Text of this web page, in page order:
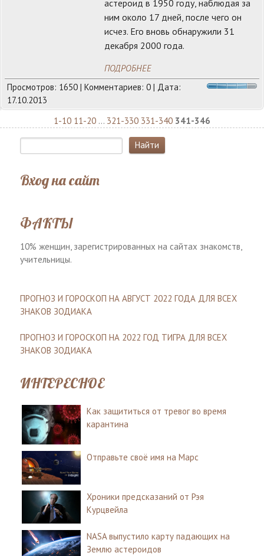
астероид в 1950 году, наблюдая за
ним около 17 дней, после чего он
исчез. Его вновь обнаружили 31
декабря 2000 года.
ПОДРОБНЕЕ
Просмотров: 1650 | Комментариев: 0 | Дата:
17.10.2013
1-10 11-20 ... 321-330 331-340 341-346
Вход на сайт
ФАКТЫ
10% женщин, зарегистрированных на сайтах знакомств,
учительницы.
ПРОГНОЗ И ГОРОСКОП НА АВГУСТ 2022 ГОДА ДЛЯ ВСЕХ
ЗНАКОВ ЗОДИАКА
ПРОГНОЗ И ГОРОСКОП НА 2022 ГОД ТИГРА ДЛЯ ВСЕХ
ЗНАКОВ ЗОДИАКА
ИНТЕРЕСНОЕ
Как защититься от тревог во время
карантина
Отправьте своё имя на Марс
Хроники предсказаний от Рэя
Курцвейла
NASA выпустило карту падающих на
Землю астероидов